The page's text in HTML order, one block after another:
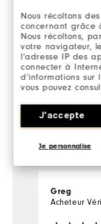
Nous récoltons
concernant grâce
Nous récoltons,
votre navigateur,
l’adresse IP des
connecter à
d’informations sur
vous pouvez
J'accepte
Je personnalise
Runs Small
Greg
Acheteur